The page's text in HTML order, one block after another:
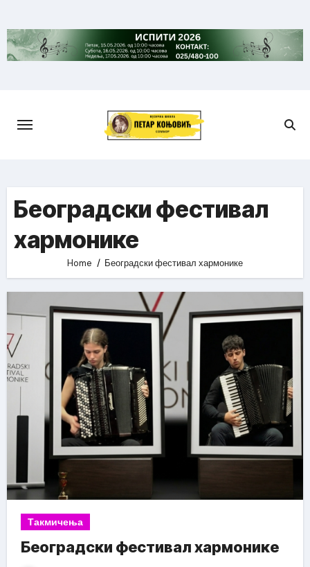
to
content
Београдски фестивал
хармонике
Home Београдски фестивал хармонике
Такмичења
Београдски фестивал хармонике